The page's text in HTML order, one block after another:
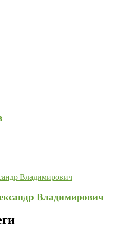
Владимирович